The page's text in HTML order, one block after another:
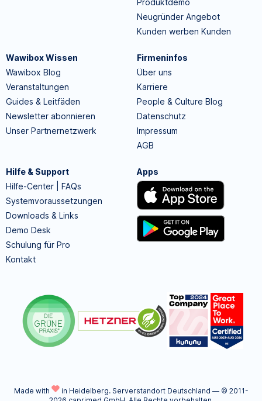
Produktdemo
Neugründer Angebot
Kunden werben Kunden
Wawibox Wissen
Wawibox Blog
Veranstaltungen
Guides & Leitfäden
Newsletter abonnieren
Unser Partnernetzwerk
Firmeninfos
Über uns
Karriere
People & Culture Blog
Datenschutz
Impressum
AGB
Hilfe & Support
Hilfe-Center | FAQs
Systemvoraussetzungen
Downloads & Links
Demo Desk
Schulung für Pro
Kontakt
Apps
Made with in Heidelberg. Serverstandort Deutschland — © 2011-